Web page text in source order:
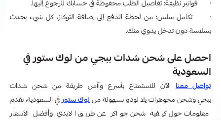
· فواتير نظيفة: تفاصيل الطلب محفوظة في حسابك للرجوع إليها.
· تكامل سلس: من لحظة الدفع إلى إضافة التوكنز، كل شيء يحدث
بسلاسة دون تدخل يدوي منك.
احصل على شحن شدات ببجي من لوك ستور في
السعودية
تواصل معنا الآن للاستمتاع بأسرع وأأمن طريقة من شحن شدات
ببجي وشحن مجوهرات يلا لودو بسهولة منلوك ستورفي السعودية، نقدم
معلومات حول كيفية شحن جواكر عن طريق الايدي وأفضل الأسعار